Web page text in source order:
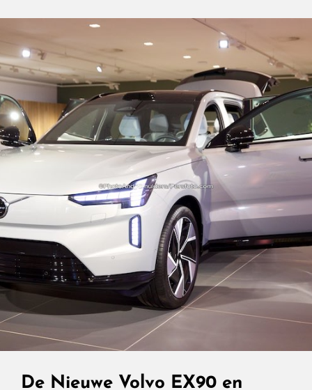
Verschijnt
Eindelijk
Op
De
Nederlandse
Wegen.
De Nieuwe Volvo EX90 en